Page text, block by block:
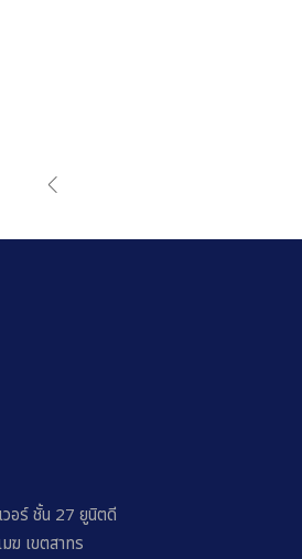
อร์ ชั้น 27 ยูนิตดี
ฆ เขตสาทร